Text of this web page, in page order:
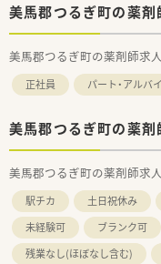
美馬郡つるぎ町の薬
美馬郡つるぎ町の薬剤師求
正社員 パート・アルバ
美馬郡つるぎ町の薬
美馬郡つるぎ町の薬剤師求
駅チカ 土日祝休み
未経験可
ブランク可
残業なし(ほぼなし含む)